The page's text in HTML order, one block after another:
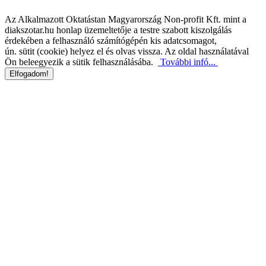
Az Alkalmazott Oktatástan Magyarország Non-profit Kft. mint a
diakszotar.hu honlap üzemeltetője a testre szabott kiszolgálás
érdekében a felhasználó számítógépén kis adatcsomagot,
ún. sütit (cookie) helyez el és olvas vissza. Az oldal használatával
Ön beleegyezik a sütik felhasználásába.
További infó...
Elfogadom!